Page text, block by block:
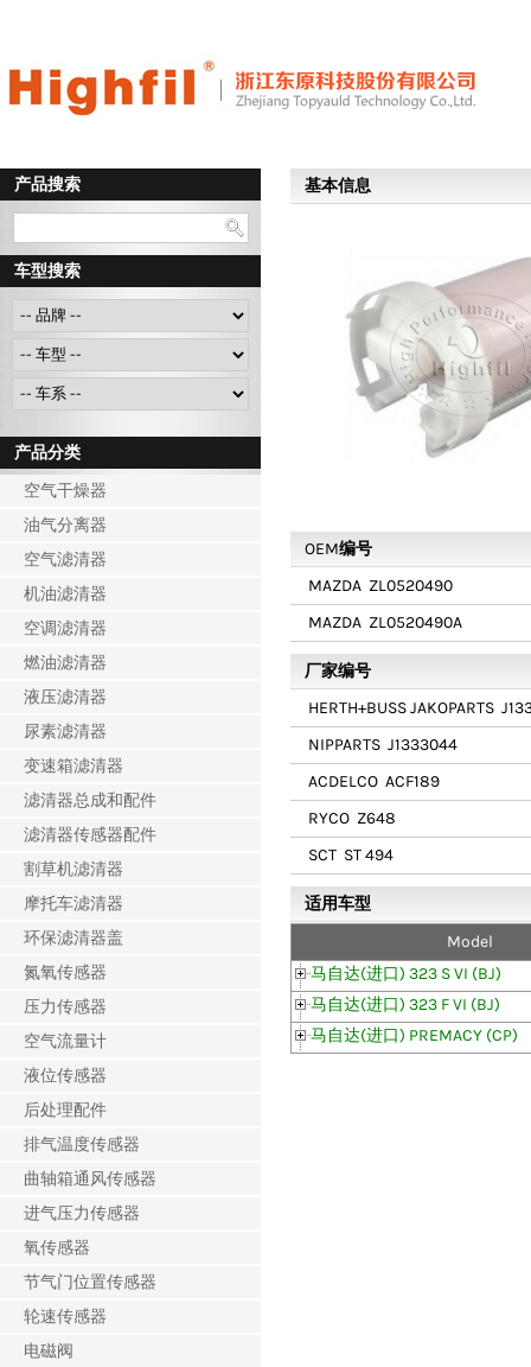
产品搜索
车型搜索
产品分类
空气干燥器
油气分离器
空气滤清器
机油滤清器
空调滤清器
燃油滤清器
液压滤清器
尿素滤清器
变速箱滤清器
滤清器总成和配件
滤清器传感器配件
割草机滤清器
摩托车滤清器
环保滤清器盖
氮氧传感器
压力传感器
空气流量计
液位传感器
后处理配件
排气温度传感器
曲轴箱通风传感器
进气压力传感器
氧传感器
节气门位置传感器
轮速传感器
电磁阀
基本信息
OEM编号
MAZDA ZL0520490
MAZDA ZL0520490A
厂家编号
HERTH+BUSS JAKOPARTS
NIPPARTS J1333044
ACDELCO ACF189
RYCO Z648
SCT ST 494
适用车型
Model
马自达(进口) 323 S VI (BJ)
马自达(进口) 323 F VI (BJ)
马自达(进口) PREMACY (CP)